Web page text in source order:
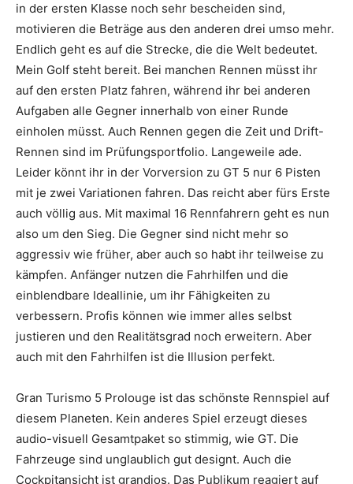
in der ersten Klasse noch sehr bescheiden sind,
motivieren die Beträge aus den anderen drei umso mehr.
Endlich geht es auf die Strecke, die die Welt bedeutet.
Mein Golf steht bereit. Bei manchen Rennen müsst ihr
auf den ersten Platz fahren, während ihr bei anderen
Aufgaben alle Gegner innerhalb von einer Runde
einholen müsst. Auch Rennen gegen die Zeit und Drift-
Rennen sind im Prüfungsportfolio. Langeweile ade.
Leider könnt ihr in der Vorversion zu GT 5 nur 6 Pisten
mit je zwei Variationen fahren. Das reicht aber fürs Erste
auch völlig aus. Mit maximal 16 Rennfahrern geht es nun
also um den Sieg. Die Gegner sind nicht mehr so
aggressiv wie früher, aber auch so habt ihr teilweise zu
kämpfen. Anfänger nutzen die Fahrhilfen und die
einblendbare Ideallinie, um ihr Fähigkeiten zu
verbessern. Profis können wie immer alles selbst
justieren und den Realitätsgrad noch erweitern. Aber
auch mit den Fahrhilfen ist die Illusion perfekt.
Gran Turismo 5 Prolouge ist das schönste Rennspiel auf
diesem Planeten. Kein anderes Spiel erzeugt dieses
audio-visuell Gesamtpaket so stimmig, wie GT. Die
Fahrzeuge sind unglaublich gut designt. Auch die
Cockpitansicht ist grandios. Das Publikum reagiert auf